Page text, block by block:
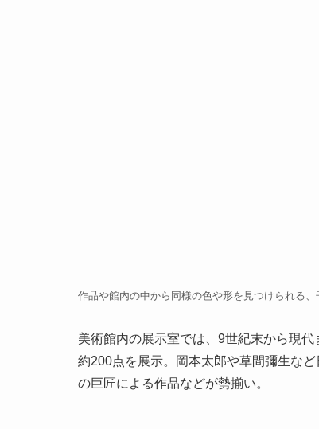
作品や館内の中から同様の色や形を見つけられる、
美術館内の展示室では、9世紀末から現
約200点を展示。岡本太郎や草間彌生な
の巨匠による作品などが勢揃い。